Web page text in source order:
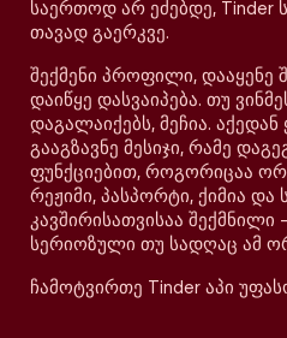
საერთოდ არ ეძებდე, Tinder
თავად გაერკვე.
შექმენი პროფილი, დააყენე
დაიწყე დასვაიპება. თუ
დაგალაიქებს, მეჩია.
გააგზავნე მესიჯი, რამე
ფუნქციებით, როგორიცაა
რეჟიმი, პასპორტი, ქიმია და
კავშირისათვისაა შექმნილი
სერიოზული თუ სადღაც ამ
ჩამოტვირთე Tinder აპი